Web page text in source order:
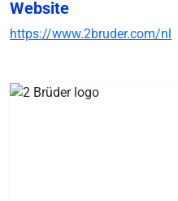
Website
https://www.2bruder.com/nl